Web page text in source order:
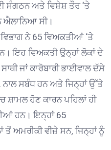
ਸੰਗਠਨ ਅਤੇ ਵਿਸ਼ੇਸ਼ ਤੌਰ ‘ਤੇ
ਐਲਾਨਿਆ ਸੀ।
ਨੇ 65 ਵਿਅਕਤੀਆਂ ‘ਤੇ
ਇਹ ਵਿਅਕਤੀ ਉਨ੍ਹਾਂ ਲੋਕਾਂ ਦੇ
ਜਾਂ ਕਾਰੋਬਾਰੀ ਭਾਈਵਾਲ ਦੱਸੇ
ਨਾਲ ਸਬੰਧ ਹਨ ਅਤੇ ਜਿਨ੍ਹਾਂ ਉੱਤੇ
ਸ਼ਾਮਲ ਹੋਣ ਕਾਰਨ ਪਹਿਲਾਂ ਹੀ
ਹਨ। ਇਨ੍ਹਾਂ 65
ਅਮਰੀਕੀ ਵੀਜ਼ੇ ਸਨ, ਜਿਨ੍ਹਾਂ ਨੂੰ